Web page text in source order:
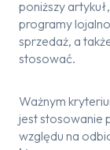
poniższy
programy
sprzedaż, a
stosować.
Ważnym
jest stosowanie
względu na